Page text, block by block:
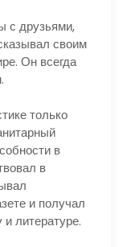
с друзьями,
своим
Он всегда
только
в
в
и получал
литературе.